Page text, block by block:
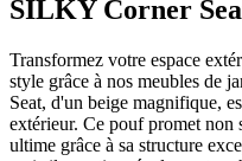
SILKY Corner
Transformez votre espace
style grâce à nos meubles de
Seat, d'un beige magnifique,
extérieur. Ce pouf promet non
ultime grâce à sa structure